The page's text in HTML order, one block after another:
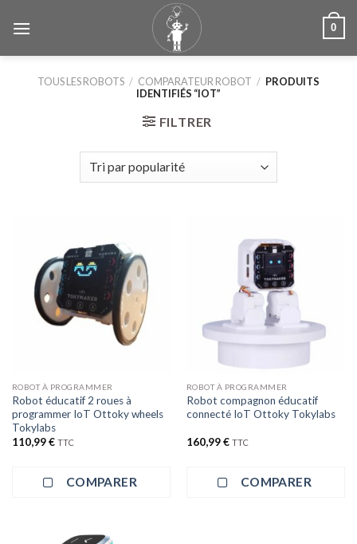
0
TOUS LES ROBOTS / COMPARATEUR ROBOT / PRODUITS
IDENTIFIÉS “IOT”
FILTRER
ROBOT À PROGRAMMER
Robot éducatif 2 roues à
programmer IoT Ottoky wheels
Tokylabs
110,99€ TTC
COMPARER
ROBOT À PROGRAMMER
Robot compagnon éducatif
connecté IoT Ottoky Tokylabs
160,99€ TTC
COMPARER